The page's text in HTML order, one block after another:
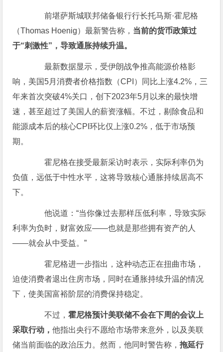
前堪萨斯城联邦储备银行行长托马斯·霍尼格
（Thomas Hoenig）最新警告称， 当前的货币政策过
于“刺激性”，导致通胀持续升温。
最新数据显示，受伊朗战争推高能源价格影
响，美国5月消费者价格指数（CPI）同比上涨4.2%，三
年来首次突破4%关口，创下2023年5月以来的最快增
速，甚至超过了美国人的薪资涨幅。不过，剔除食品和
能源成本后的核心CPI环比仅上涨0.2%，低于市场预
期。
霍尼格在接受最新采访时表示，实际利率仍为
负值，远低于中性水平，这将导致核心通胀持续居高不
下。
他说道：“当你像过去那样压低利率，导致实际
利率为负时，财富效应——也就是那些拥有资产的人
——就会从中受益。”
霍尼格进一步指出，这种动态正在扭曲市场，
迫使消费者退出住房市场，同时在通胀持续升温的情况
下，使美国富裕阶层的消费保持稳定。
不过，霍尼格预计美联储不会在下周的会议上
采取行动，他指出央行不愿给市场带来意外，以及美联
储当前面临的政治压力。然而，他同时警告称，拖延行